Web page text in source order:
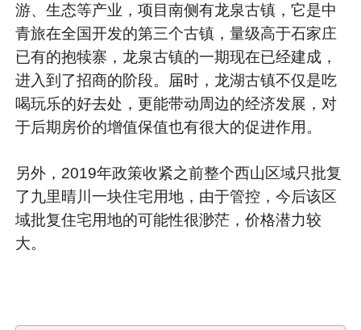
游、生态等产业，项目南侧有龙泉古镇，它是中
青旅在全国开发的第三个古镇，量级高于石家庄
已有的抱犊寨，龙泉古镇的一期现在已经建成，
进入到了招商的阶段。届时，龙湖古镇不仅是吃
喝玩乐的好去处，更能带动周边的经济发展，对
于后期房价的增值保值也有很大的促进作用。
另外，2019年政策收紧之前整个西山区域只批复
了九里晴川一块住宅用地，由于管控，今后该区
域批复住宅用地的可能性很渺茫，价格潜力较
大。